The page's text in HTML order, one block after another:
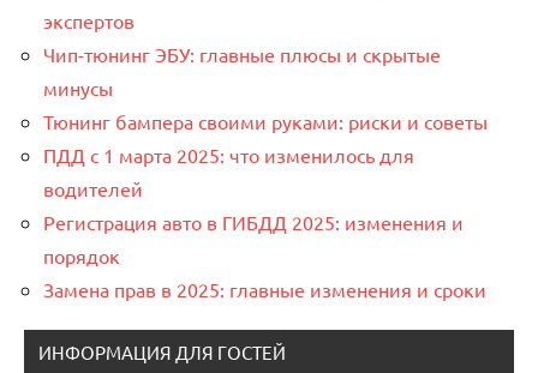
экспертов
Чип-тюнинг ЭБУ: главные плюсы и скрытые
минусы
Тюнинг бампера своими руками: риски и советы
ПДД с 1 марта 2025: что изменилось для
водителей
Регистрация авто в ГИБДД 2025: изменения и
порядок
Замена прав в 2025: главные изменения и сроки
ИНФОРМАЦИЯ ДЛЯ ГОСТЕЙ